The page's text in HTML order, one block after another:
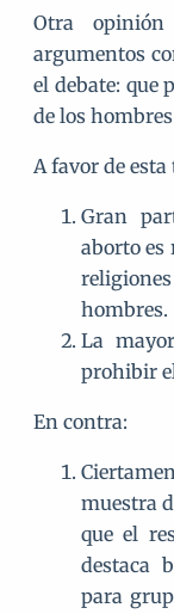
Otra
argumentos
el debate: que
de los
A favor de esta
Gran
aborto es
hombres.
La
prohibir
En contra:
muestra
que el
destaca
para